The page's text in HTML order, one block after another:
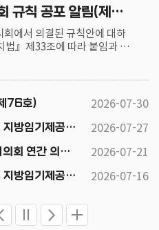
화성시의회 규칙 공포 알림(제76호)
에서 의결된 규칙안에 대하
법』제33조에 따라 붙임과 같
76호) 2026-07-30
2026년 제5회 화성시의회 지방임기제공무원 채용시험 최종 합격자 공고 2026-07-27
2026년 하반기 화성특례시의회 연간 의회운영 기본일정 2026-07-21
2026년 제5회 화성시의회 지방임기제공무원 채용시험 서류전형 합격자 발표 및 면접시험 공고문 2026-07-16